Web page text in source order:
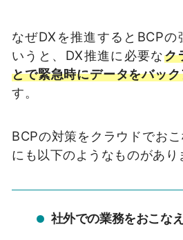
なぜDXを推進するとBCPの
いうと、DX推進に必要なク
とで緊急時にデータをバッ
す。
BCPの対策をクラウドでお
にも以下のようなものがあり
社外での業務をおこな